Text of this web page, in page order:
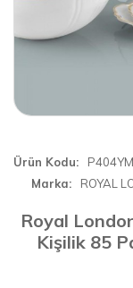
Ürün Kodu
Marka
ROYAL
Royal
Kişilik 85